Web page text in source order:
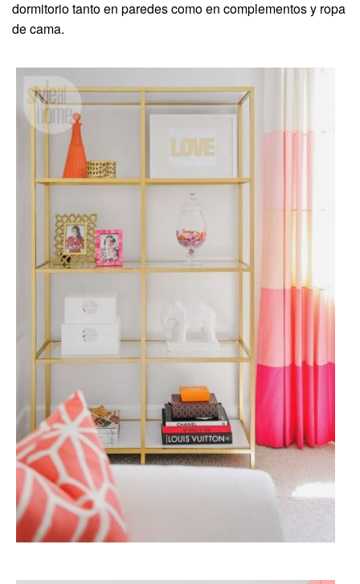
dormitorio tanto en paredes como en complementos y ropa
de cama.